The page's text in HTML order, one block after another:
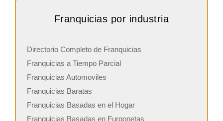
Franquicias por industria
Directorio Completo de Franquicias
Franquicias a Tiempo Parcial
Franquicias Automoviles
Franquicias Baratas
Franquicias Basadas en el Hogar
Franquicias Basadas en Furgonetas